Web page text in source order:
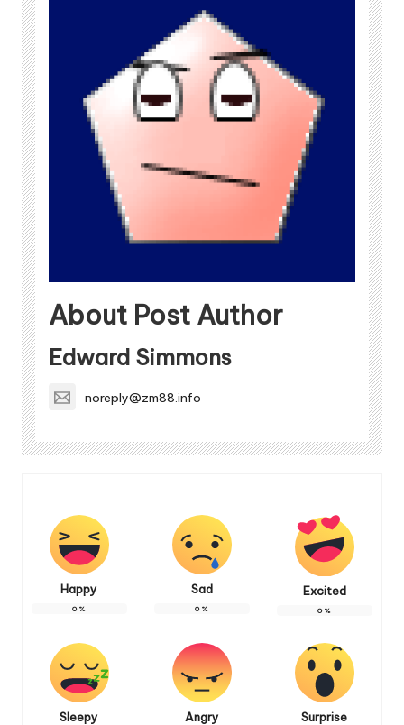
About Post Author
Edward Simmons
noreply@zm88.info
Happy
0%
Sad
0%
Excited
0%
Sleepy Angry Surprise